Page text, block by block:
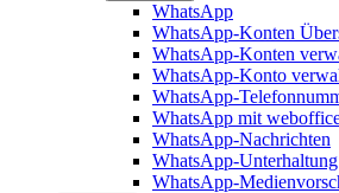
WhatsApp
WhatsApp-Konten
WhatsApp-Konten
WhatsApp-Konto
WhatsApp-
WhatsApp mit
WhatsApp-Nachrichten
WhatsApp-Unterhaltung
WhatsApp-